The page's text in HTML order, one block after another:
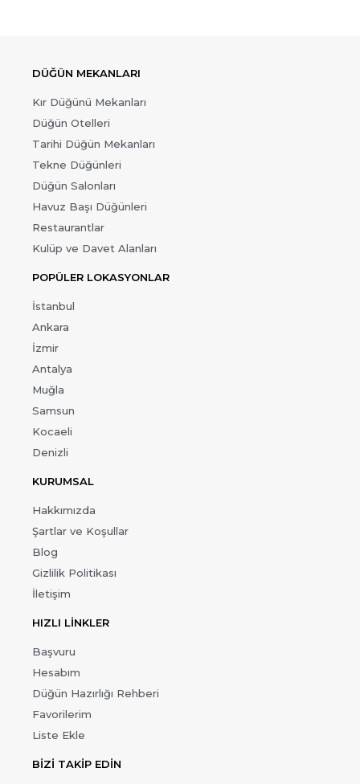
DÜĞÜN MEKANLARI
Kır Düğünü Mekanları
Düğün Otelleri
Tarihi Düğün Mekanları
Tekne Düğünleri
Düğün Salonları
Havuz Başı Düğünleri
Restaurantlar
Kulüp ve Davet Alanları
POPÜLER LOKASYONLAR
İstanbul
Ankara
İzmir
Antalya
Muğla
Samsun
Kocaeli
Denizli
KURUMSAL
Hakkımızda
Şartlar ve Koşullar
Blog
Gizlilik Politikası
İletişim
HIZLI LİNKLER
Başvuru
Hesabım
Düğün Hazırlığı Rehberi
Favorilerim
Liste Ekle
BİZİ TAKİP EDİN